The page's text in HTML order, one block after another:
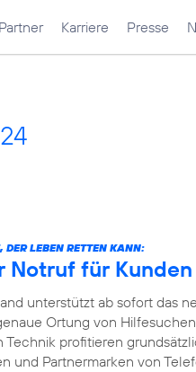
Partner Karriere Presse
LEBEN RETTEN KANN:
Notruf für Kunden
unterstützt ab sofort das
Ortung von
Technik profitieren
und Partnermarken von